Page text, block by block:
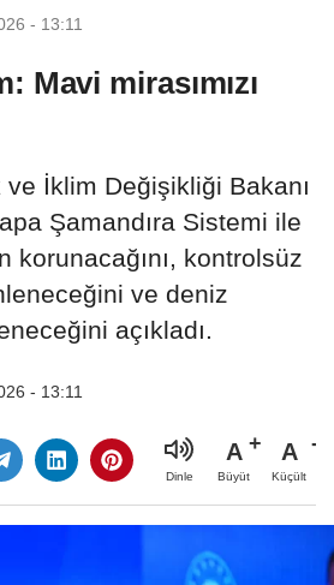
- 13:11
Mavi mirasımızı
İklim Değişikliği Bakanı
Şamandıra Sistemi ile
korunacağını, kontrolsüz
ve deniz
açıkladı.
- 13:11
Dinle
A
Büyüt
A
Küçült